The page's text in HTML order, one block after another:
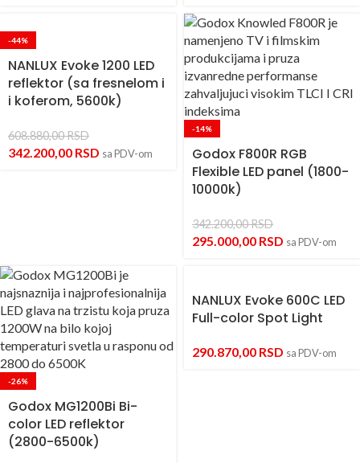
-44%
NANLUX Evoke 1200 LED
reflektor (sa fresnelom i
i koferom, 5600k)
608.880,00RSD
342.200,00 RSD sa PDV-om
-14%
Godox F800R RGB
Flexible LED panel (1800-
10000k)
342.200,00RSD
295.000,00 RSD sa PDV-om
-26%
Godox MG1200Bi Bi-
color LED reflektor
(2800-6500k)
NANLUX Evoke 600C LED
Full-color Spot Light
290.870,00 RSD sa PDV-om